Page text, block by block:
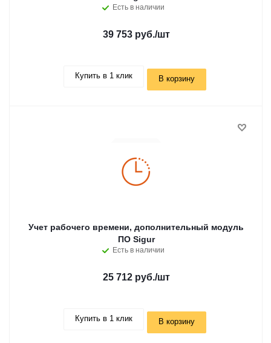
Есть в наличии
39 753 руб./шт
Купить в 1 клик В корзину
Учет рабочего времени, дополнительный модуль
ПО Sigur
Есть в наличии
25 712 руб./шт
Купить в 1 клик В корзину